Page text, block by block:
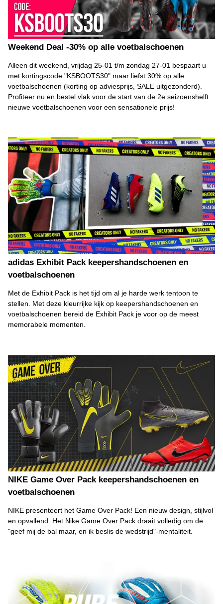
Weekend Deal -30% op alle voetbalschoenen
Alleen dit weekend, vrijdag 25-01 t/m zondag 27-01 bespaart u
met kortingscode "KSBOOTS30" maar liefst 30% op alle
voetbalschoenen (korting op adviesprijs, SALE uitgezonderd).
Profiteer nu en bestel vlak voor de start van de 2e seizoenshelft
nieuwe voetbalschoenen voor een sensationele prijs!
adidas Exhibit Pack keepershandschoenen en
voetbalschoenen
Met de Exhibit Pack is het tijd om al je harde werk tentoon te
stellen. Met deze kleurrijke kijk op keepershandschoenen en
voetbalschoenen bereid de Exhibit Pack je voor op de meest
memorabele momenten.
NIKE Game Over Pack keepershandschoenen en
voetbalschoenen
NIKE presenteert het Game Over Pack! Een nieuw design, stijlvol
en opvallend. Het Nike Game Over Pack draait volledig om de
"geef mij de bal maar, en ik beslis de wedstrijd"-mentaliteit.